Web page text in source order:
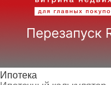
Ипотека